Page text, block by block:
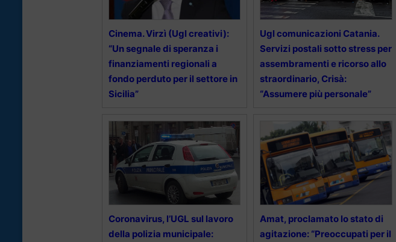
Cinema. Virzì (Ugl creativi):
“Un segnale di speranza i
finanziamenti regionali a
fondo perduto per il settore in
Sicilia”
Ugl comunicazioni Catania.
Servizi postali sotto stress per
assembramenti e ricorso allo
straordinario, Crisà:
“Assumere più personale”
Coronavirus, l’UGL sul lavoro
della polizia municipale:
Amat, proclamato lo stato di
agitazione: “Preoccupati per il